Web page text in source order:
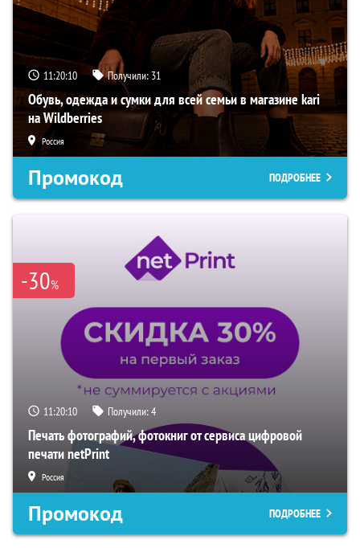
11:20:09 Получили: 31
Обувь, одежда и сумки для всей семьи в магазине kari
на Wildberries
Россия
Промокод ПОДРОБНЕЕ
-30%
11:20:09 Получили:4
Печать фотографий, фотокниг от сервиса цифровой
печати netPrint
Россия
Промокод ПОДРОБНЕЕ